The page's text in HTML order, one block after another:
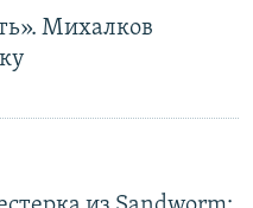
Михалков